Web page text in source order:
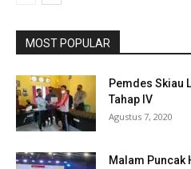
MOST POPULAR
Pemdes Skiau
Tahap IV
Agustus 7, 2020
Malam Puncak